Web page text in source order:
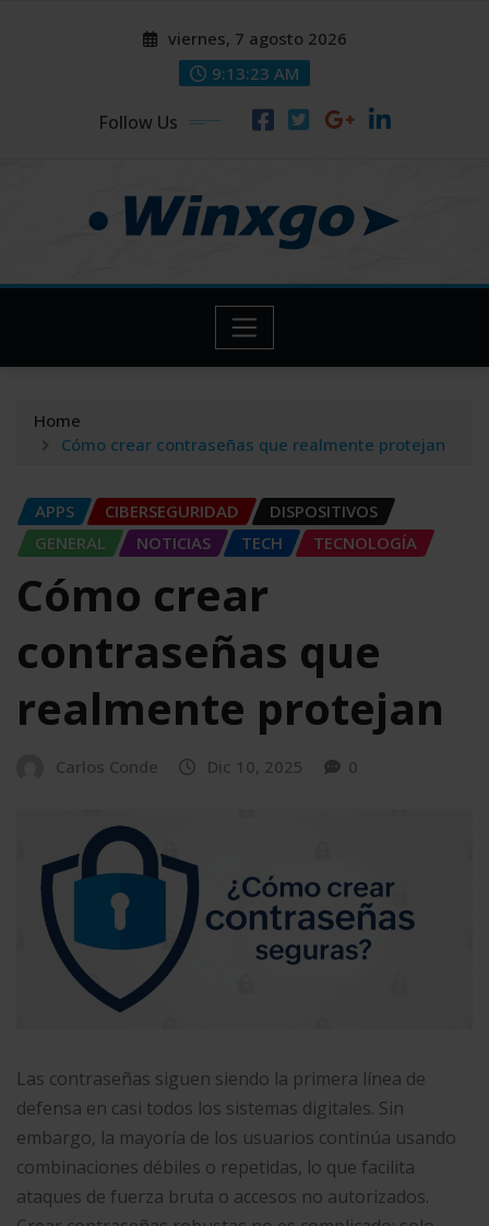
viernes, 7 agosto 2026
9:13:24 AM
Follow Us
Home
Cómo crear contraseñas que realmente protejan
APPS CIBERSEGURIDAD
DISPOSITIVOS
GENERAL
NOTICIAS TECH TECNOLOGÍA
Cómo crear
contraseñas que
realmente protejan
Carlos Conde Dic 10, 2025 0
Las contraseñas siguen siendo la primera línea de
defensa en casi todos los sistemas digitales. Sin
embargo, la mayoría de los usuarios continúa usando
combinaciones débiles o repetidas, lo que facilita
ataques de fuerza bruta o accesos no autorizados.